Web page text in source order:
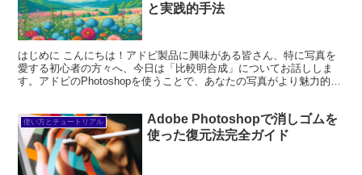
と実践的手法
はじめに こんにちは！アドビ製品に興味がある皆さん、特に写真を
愛する初心者の方々へ、今日は「比較明合成」についてお話ししま
す。アドビのPhotoshopを使うことで、あなたの写真がより魅力的に
使い方とチュートリアル
Adobe Photoshopで消しゴムを
使った復元法完全ガイド